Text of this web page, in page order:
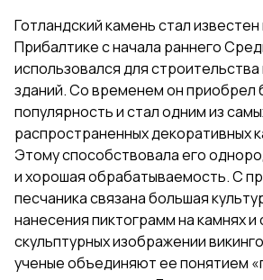
Готландский камень стал известен
Прибалтике с начала раннего
использовался для строительства
зданий. Со временем он приобрел
популярность и стал одним из
распространенных декоративных
Этому способствовала его
и хорошая обрабатываемость. С
песчаника связана большая
нанесения пиктограмм на камнях и
скульптурных изображении
ученые объединяют ее понятием